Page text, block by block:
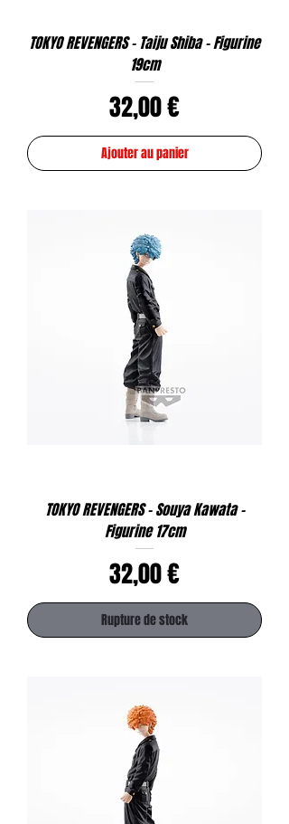
TOKYO REVENGERS - Taiju Shiba - Figurine
19cm
Prix
32,00 €
Ajouter au panier
TOKYO REVENGERS - Souya Kawata -
Figurine 17cm
Prix
32,00 €
Rupture de stock